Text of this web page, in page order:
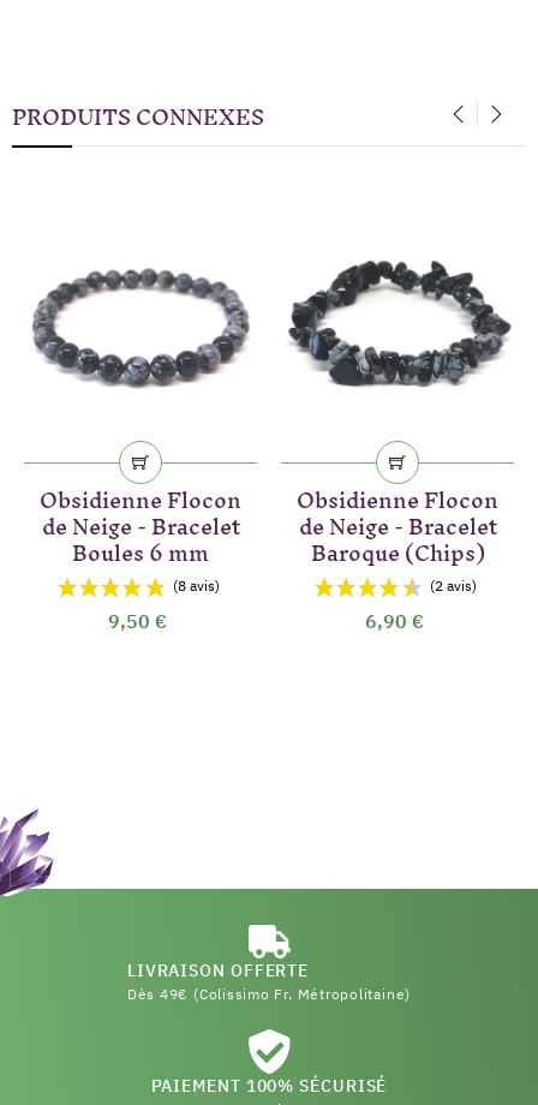
PRODUITS CONNEXES
Obsidienne Flocon
de Neige - Bracelet
Boules 6 mm
9,50 €
Obsidienne Flocon
de Neige - Bracelet
Baroque (Chips)
6,90 €
LIVRAISON OFFERTE
Dès 49€ (Colissimo Fr. Métropolitaine)
PAIEMENT 100% SÉCURISÉ